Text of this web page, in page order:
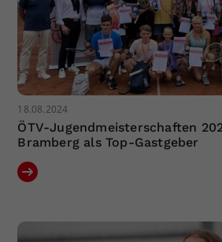
18.08.2024
ÖTV-Jugendmeisterschaften
Bramberg als Top-Gastgeber